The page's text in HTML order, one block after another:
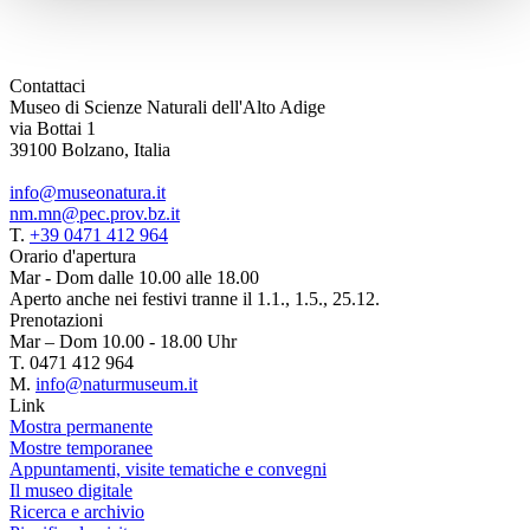
Contattaci
Museo di Scienze Naturali dell'Alto Adige
via Bottai 1
39100 Bolzano, Italia
info@museonatura.it
nm.mn@pec.prov.bz.it
T. +39 0471 412 964
Orario d'apertura
Mar - Dom dalle 10.00 alle 18.00
Aperto anche nei festivi tranne il 1.1., 1.5., 25.12.
Prenotazioni
Mar – Dom 10.00 - 18.00 Uhr
T. 0471 412 964
M. info@naturmuseum.it
Link
Mostra permanente
Mostre temporanee
Appuntamenti, visite tematiche e convegni
Il museo digitale
Ricerca e archivio